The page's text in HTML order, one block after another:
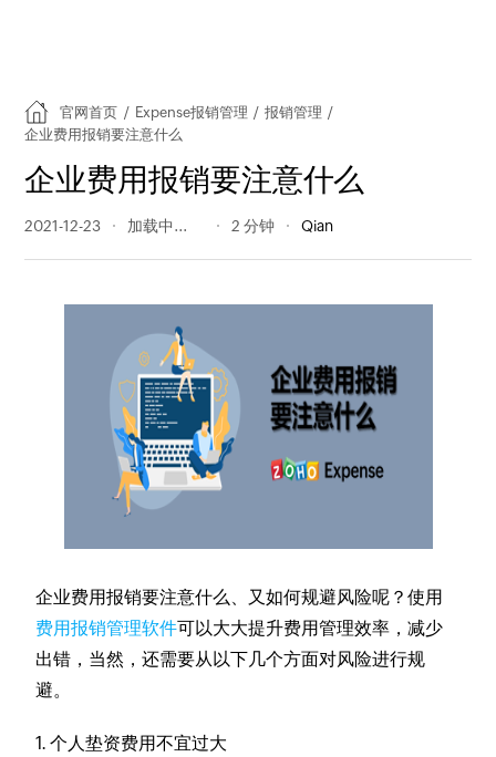
官网首页 / Expense报销管理 / 报销管理 /
企业费用报销要注意什么
企业费用报销要注意什么
2021-12-23 280 阅读量 2 分钟 Qian
企业费用报销要注意什么、又如何规避风险呢？使用
费用报销管理软件可以大大提升费用管理效率，减少
出错，当然，还需要从以下几个方面对风险进行规
避。
1. 个人垫资费用不宜过大